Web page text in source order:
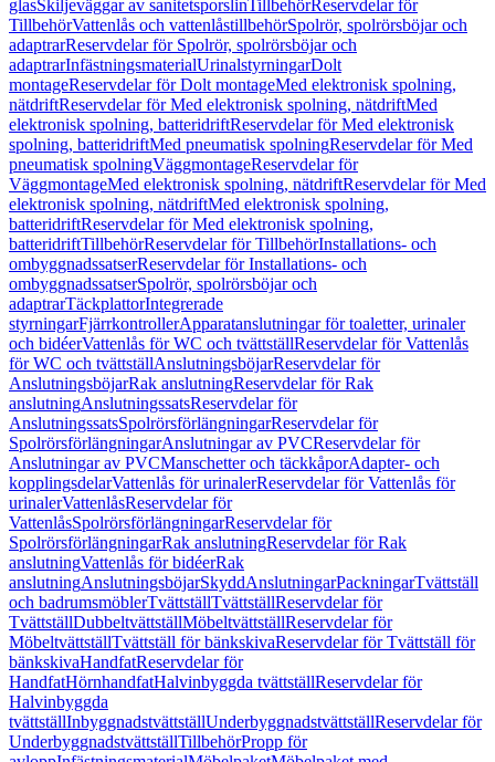
glasSkiljeväggar av sanitetsporslinTillbehörReservdelar för
TillbehörVattenlås och vattenlåstillbehörSpolrör, spolrörsböjar och
adaptrarReservdelar för Spolrör, spolrörsböjar och
adaptrarInfästningsmaterialUrinalstyrningarDolt
montageReservdelar för Dolt montageMed elektronisk spolning,
nätdriftReservdelar för Med elektronisk spolning, nätdriftMed
elektronisk spolning, batteridriftReservdelar för Med elektronisk
spolning, batteridriftMed pneumatisk spolningReservdelar för Med
pneumatisk spolningVäggmontageReservdelar för
VäggmontageMed elektronisk spolning, nätdriftReservdelar för Med
elektronisk spolning, nätdriftMed elektronisk spolning,
batteridriftReservdelar för Med elektronisk spolning,
batteridriftTillbehörReservdelar för TillbehörInstallations- och
ombyggnadssatserReservdelar för Installations- och
ombyggnadssatserSpolrör, spolrörsböjar och
adaptrarTäckplattorIntegrerade
styrningarFjärrkontrollerApparatanslutningar för toaletter, urinaler
och bidéerVattenlås för WC och tvättställReservdelar för Vattenlås
för WC och tvättställAnslutningsböjarReservdelar för
AnslutningsböjarRak anslutningReservdelar för Rak
anslutningAnslutningssatsReservdelar för
AnslutningssatsSpolrörsförlängningarReservdelar för
SpolrörsförlängningarAnslutningar av PVCReservdelar för
Anslutningar av PVCManschetter och täckkåporAdapter- och
kopplingsdelarVattenlås för urinalerReservdelar för Vattenlås för
urinalerVattenlåsReservdelar för
VattenlåsSpolrörsförlängningarReservdelar för
SpolrörsförlängningarRak anslutningReservdelar för Rak
anslutningVattenlås för bidéerRak
anslutningAnslutningsböjarSkyddAnslutningarPackningarTvättställ
och badrumsmöblerTvättställTvättställReservdelar för
TvättställDubbeltvättställMöbeltvättställReservdelar för
MöbeltvättställTvättställ för bänkskivaReservdelar för Tvättställ för
bänkskivaHandfatReservdelar för
HandfatHörnhandfatHalvinbyggda tvättställReservdelar för
Halvinbyggda
tvättställInbyggnadstvättställUnderbyggnadstvättställReservdelar för
UnderbyggnadstvättställTillbehörPropp för